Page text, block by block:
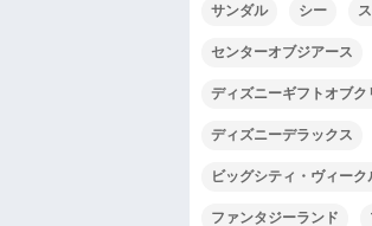
サンダル シー
センターオブジアース
ディズニーギフトオブク
ディズニーデラックス
ビッグシティ・ヴィーク
ファンタジーランド